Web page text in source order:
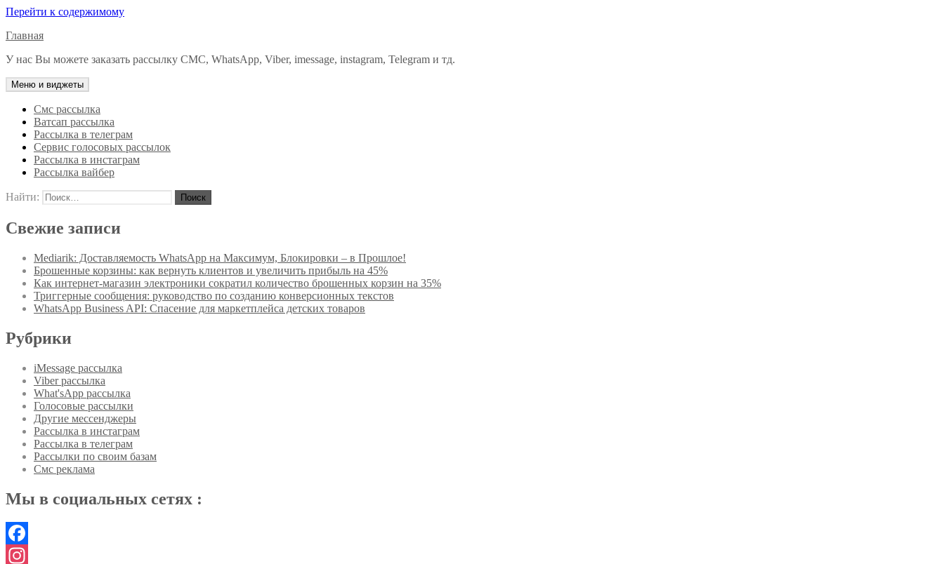
Перейти к содержимому
Главная
У нас Вы можете заказать рассылку СМС, WhatsApp, Viber, imessage, instagram, Telegram и тд.
Меню и виджеты
Смс рассылка
Ватсап рассылка
Рассылка в телеграм
Сервис голосовых рассылок
Рассылка в инстаграм
Рассылка вайбер
Найти:
Свежие записи
Mediarik: Доставляемость WhatsApp на Максимум, Блокировки – в Прошлое!
Брошенные корзины: как вернуть клиентов и увеличить прибыль на 45%
Как интернет-магазин электроники сократил количество брошенных корзин на 35%
Триггерные сообщения: руководство по созданию конверсионных текстов
WhatsApp Business API: Спасение для маркетплейса детских товаров
Рубрики
iMessage рассылка
Viber рассылка
What'sApp рассылка
Голосовые рассылки
Другие мессенджеры
Рассылка в инстаграм
Рассылка в телеграм
Рассылки по своим базам
Смс реклама
Мы в социальных сетях :
Facebook